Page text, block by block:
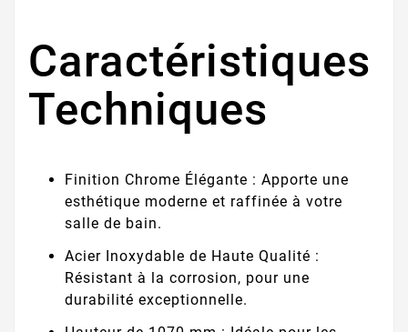
Caractéristiques
Techniques
Finition Chrome Élégante : Apporte une
esthétique moderne et raffinée à votre
salle de bain.
Acier Inoxydable de Haute Qualité :
Résistant à la corrosion, pour une
durabilité exceptionnelle.